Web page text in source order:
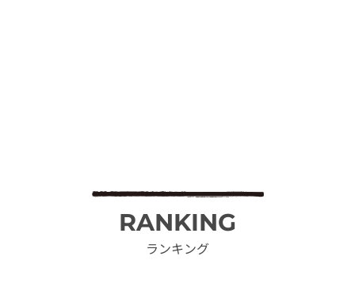
RANKING
ランキング